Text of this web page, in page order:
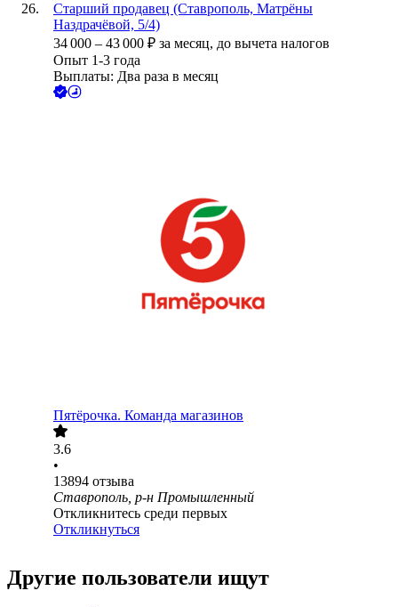
Старший продавец (Ставрополь, Матрёны
Наздрачёвой, 5/4)
34 000 – 43 000 ₽ за месяц, до вычета налогов
Опыт 1-3 года
Выплаты: Два раза в месяц
Пятёрочка. Команда магазинов
3.6
•
13894 отзыва
Ставрополь, р-н Промышленный
Откликнитесь среди первых
Откликнуться
Другие пользователи ищут